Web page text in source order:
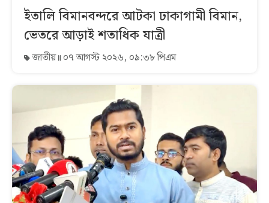
ইতালি বিমানবন্দরে আটকা ঢাকাগামী বিমান,
ভেতরে আড়াই শতাধিক যাত্রী
জাতীয় ০৭ আগস্ট ২০২৬, ০৯:৩৮ পিএম